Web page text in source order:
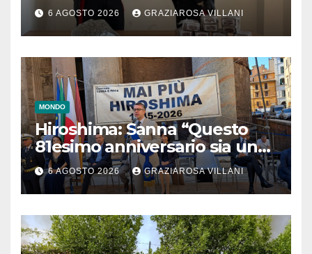
6 AGOSTO 2026 GRAZIAROSA VILLANI
MONDO
Hiroshima: Sanna “Questo
81esimo anniversario sia un
monito per tutti”
6 AGOSTO 2026 GRAZIAROSA VILLANI